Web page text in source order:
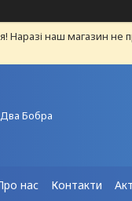
Наразі наш магазин
Два Бобра
нас Контакти